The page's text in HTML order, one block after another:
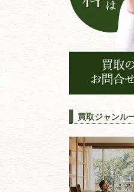
買取ジャンル
江戸時代の
唐本・漢
中国書物